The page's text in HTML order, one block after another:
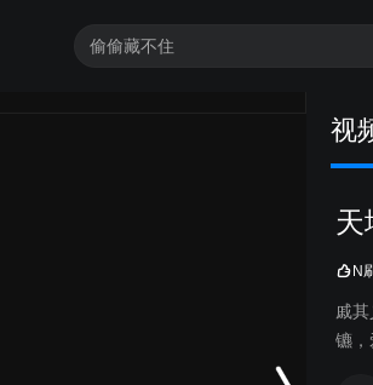
视
天
N
戚
镳，